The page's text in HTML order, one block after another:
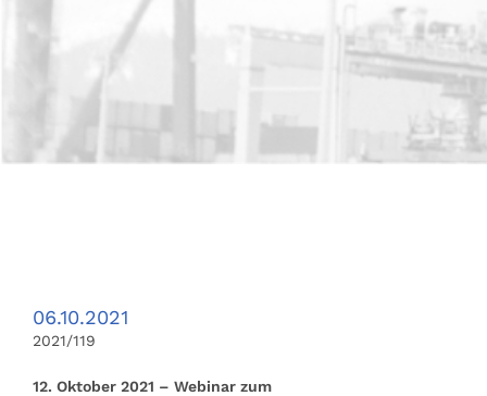
06.10.2021
2021/119
12. Oktober 2021 – Webinar zum